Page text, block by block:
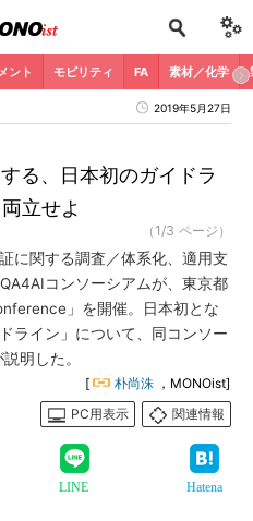
ント モビリティ FA 素材／化学
2019年5月27日
る、日本初のガイドラ
立せよ
（1/3 ページ）
に関する調査／体系化、適用支
コンソーシアムが、東京都
」を開催。日本初とな
ライン」について、同コンソー
明した。
[ 朴尚洙 ，MONOist]
PC用表示
関連情報
LINE Hatena